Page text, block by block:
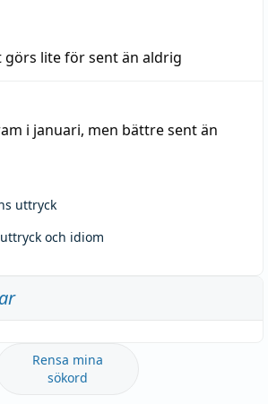
lite för sent än aldrig
i januari, men bättre sent än
uttryck
och idiom
Rensa mina
sökord